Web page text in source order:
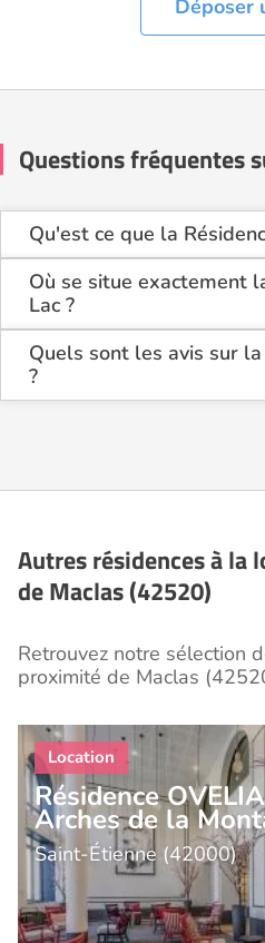
Déposer
Questions fréquentes
Qu'est ce que la
La Résidence Du Lac est
type foyer logement -
Cette résidence du secteur
(42520).
Où se situe exactement
Lac ?
La Résidence Du Lac est
Maclas (42520), dans la
Quels sont les avis sur
?
Il y a 1 avis déposé(s) sur
Autres résidences à la
de Maclas (42520)
Retrouvez notre sélection
proximité de Maclas
Résidence
Arches de la
Saint-Étienne (42000)